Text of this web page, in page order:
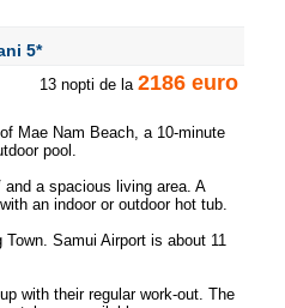
5*
13 nopti de la 2186 euro
Mae Nam Beach, a 10-minute
pool.
a spacious living area. A
an indoor or outdoor hot tub.
Samui Airport is about 11
with their regular work-out. The